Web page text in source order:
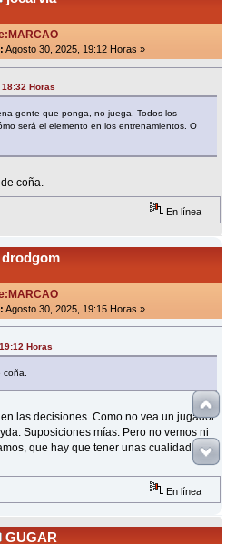
Agosto 30, 2025, 19:12 Horas »
Horas
gente que ponga, no juega. Todos los
será el elemento en los entrenamientos. O
coña.
En línea
drodgom
Agosto 30, 2025, 19:15 Horas »
Horas
las decisiones. Como no vea un jugador
Suposiciones mías. Pero no vemos ni
que hay que tener unas cualidades
En línea
GUGAR